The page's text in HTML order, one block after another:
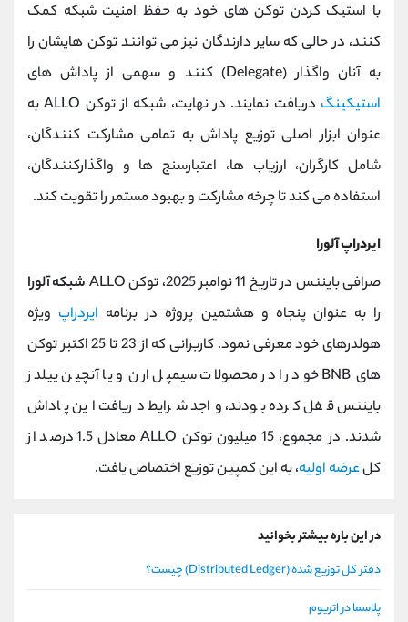
با استیک کردن توکن‌ های خود به حفظ امنیت شبکه کمک
کنند، در حالی که سایر دارندگان نیز می ‌توانند توکن‌ هایشان را
به آنان واگذار (Delegate) کنند و سهمی از پاداش ‌های
استیکینگ
دریافت نمایند. در نهایت، شبکه از توکن ALLO به
‌عنوان ابزار اصلی توزیع پاداش به تمامی مشارکت‌ کنندگان،
شامل کارگران، ارزیاب ‌ها، اعتبارسنج‌ ها و واگذارکنندگان،
استفاده می‌ کند تا چرخه مشارکت و بهبود مستمر را تقویت کند.
ایردراپ آلورا
صرافی بایننس در تاریخ 11 نوامبر 2025، توکن ALLO
شبکه آلورا
را به عنوان پنجاه‌ و هشتمین پروژه در برنامه ایردراپ ویژه
هولدرهای خود معرفی نمود. کاربرانی که از 23 تا 25 اکتبر توکن‌
های BNB خود را در محصولات سیمپل ارن و یا آنچین ییلدز
بایننس قفل کرده بودند، واجد شرایط دریافت این پاداش
شدند. در مجموع، 15 میلیون توکن ALLO معادل 1.5 درصد از
کلعرضه اولیه، به این کمپین توزیع اختصاص یافت.
در این باره بیشتر بخوانید
دفتر کل توزیع شده (Distributed Ledger) چیست؟
پلاسما در اتریوم